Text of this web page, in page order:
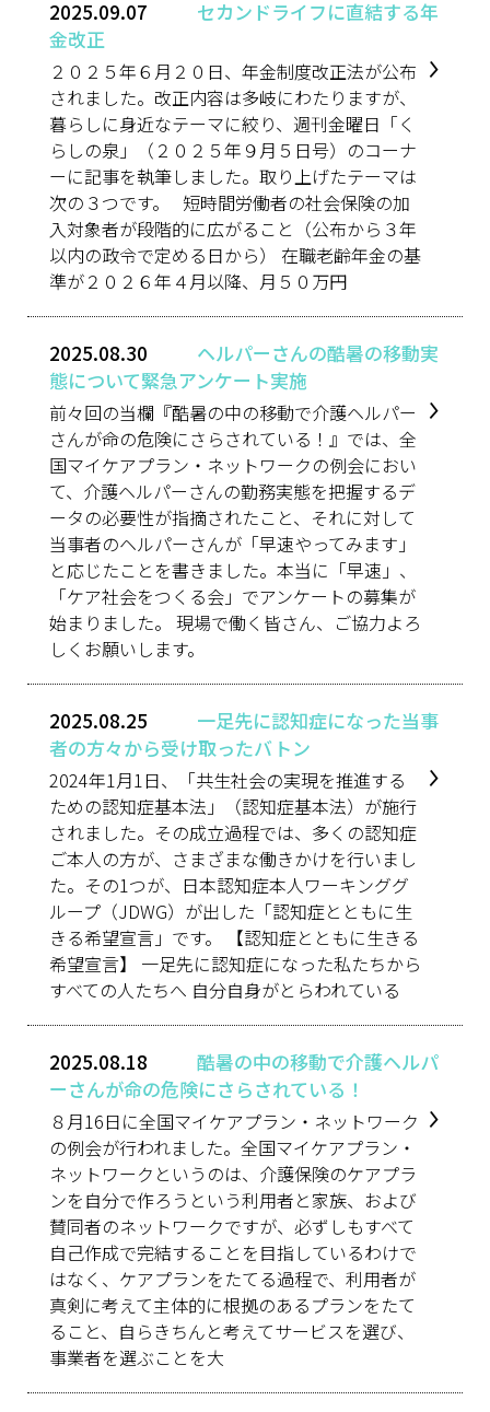
2025.09.07
セカンドライフに直結する年
金改正
２０２５年６月２０日、年金制度改正法が公布
されました。改正内容は多岐にわたりますが、
暮らしに身近なテーマに絞り、週刊金曜日「く
らしの泉」（２０２５年９月５日号）のコーナ
ーに記事を執筆しました。取り上げたテーマは
次の３つです。 短時間労働者の社会保険の加
入対象者が段階的に広がること（公布から３年
以内の政令で定める日から） 在職老齢年金の基
準が２０２６年４月以降、月５０万円
2025.08.30
ヘルパーさんの酷暑の移動実
態について緊急アンケート実施
前々回の当欄『酷暑の中の移動で介護ヘルパー
さんが命の危険にさらされている！』では、全
国マイケアプラン・ネットワークの例会におい
て、介護ヘルパーさんの勤務実態を把握するデ
ータの必要性が指摘されたこと、それに対して
当事者のヘルパーさんが「早速やってみます」
と応じたことを書きました。本当に「早速」、
「ケア社会をつくる会」でアンケートの募集が
始まりました。 現場で働く皆さん、ご協力よろ
しくお願いします。
2025.08.25
一足先に認知症になった当事
者の方々から受け取ったバトン
2024年1月1日、「共生社会の実現を推進する
ための認知症基本法」（認知症基本法）が施行
されました。その成立過程では、多くの認知症
ご本人の方が、さまざまな働きかけを行いまし
た。その1つが、日本認知症本人ワーキンググ
ループ（JDWG）が出した「認知症とともに生
きる希望宣言」です。 【認知症とともに生きる
希望宣言】 一足先に認知症になった私たちから
すべての人たちへ 自分自身がとらわれている
2025.08.18
酷暑の中の移動で介護ヘルパ
ーさんが命の危険にさらされている！
８月16日に全国マイケアプラン・ネットワーク
の例会が行われました。全国マイケアプラン・
ネットワークというのは、介護保険のケアプラ
ンを自分で作ろうという利用者と家族、および
賛同者のネットワークですが、必ずしもすべて
自己作成で完結することを目指しているわけで
はなく、ケアプランをたてる過程で、利用者が
真剣に考えて主体的に根拠のあるプランをたて
ること、自らきちんと考えてサービスを選び、
事業者を選ぶことを大